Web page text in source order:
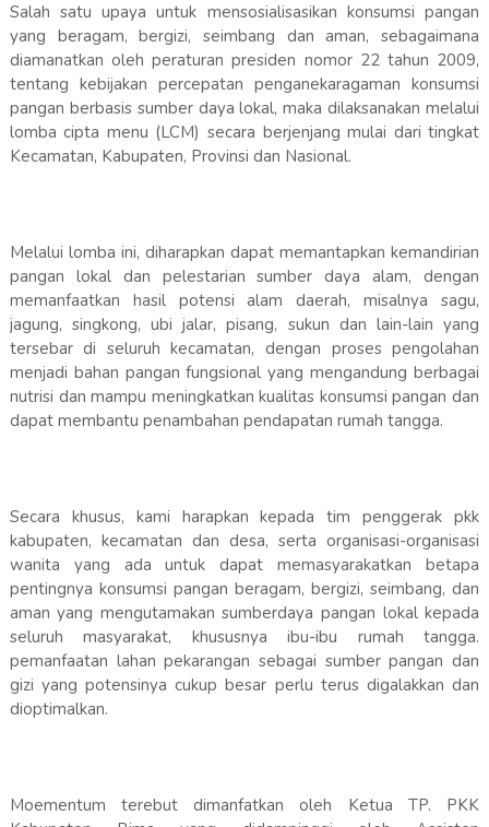
Salah satu upaya untuk mensosialisasikan konsumsi pangan
yang beragam, bergizi, seimbang dan aman, sebagaimana
diamanatkan oleh peraturan presiden nomor 22 tahun 2009,
tentang kebijakan percepatan penganekaragaman konsumsi
pangan berbasis sumber daya lokal, maka dilaksanakan melalui
lomba cipta menu (LCM) secara berjenjang mulai dari tingkat
Kecamatan, Kabupaten, Provinsi dan Nasional.
Melalui lomba ini, diharapkan dapat memantapkan kemandirian
pangan lokal dan pelestarian sumber daya alam, dengan
memanfaatkan hasil potensi alam daerah, misalnya sagu,
jagung, singkong, ubi jalar, pisang, sukun dan lain-lain yang
tersebar di seluruh kecamatan, dengan proses pengolahan
menjadi bahan pangan fungsional yang mengandung berbagai
nutrisi dan mampu meningkatkan kualitas konsumsi pangan dan
dapat membantu penambahan pendapatan rumah tangga.
Secara khusus, kami harapkan kepada tim penggerak pkk
kabupaten, kecamatan dan desa, serta organisasi-organisasi
wanita yang ada untuk dapat memasyarakatkan betapa
pentingnya konsumsi pangan beragam, bergizi, seimbang, dan
aman yang mengutamakan sumberdaya pangan lokal kepada
seluruh masyarakat, khususnya ibu-ibu rumah tangga.
pemanfaatan lahan pekarangan sebagai sumber pangan dan
gizi yang potensinya cukup besar perlu terus digalakkan dan
dioptimalkan.
Moementum terebut dimanfatkan oleh Ketua TP. PKK